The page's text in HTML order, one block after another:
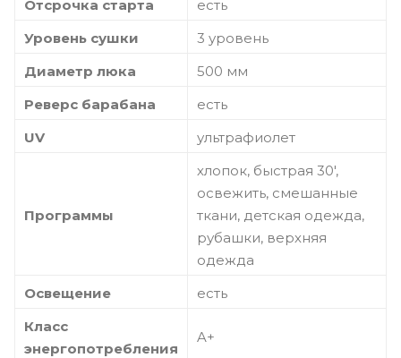
Отсрочка старта
есть
Уровень сушки
3 уровень
Диаметр люка
500 мм
Реверс барабана
есть
UV
ультрафиолет
Программы
хлопок, быстрая 30',
освежить, смешанные
ткани, детская одежда,
рубашки, верхняя
одежда
Освещение
есть
Класс
энергопотребления
A+